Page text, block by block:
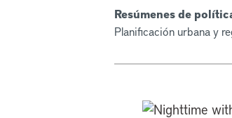
Resúmenes de
Planificación urbana y